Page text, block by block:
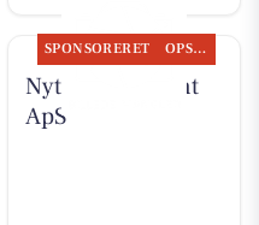
SPONSORERET OPSLAGSTAVLEN
Nyt fra Fairpaint
ApS